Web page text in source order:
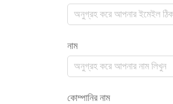
নাম
কোম্পানির নাম